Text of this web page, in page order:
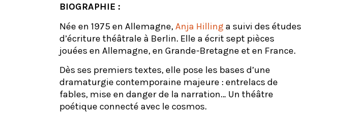
BIOGRAPHIE :
Née en 1975 en Allemagne,Anja Hilling a suivi des études
d’écriture théâtrale à Berlin. Elle a écrit sept pièces
jouées en Allemagne, en Grande-Bretagne et en France.
Dès ses premiers textes, elle pose les bases d’une
dramaturgie contemporaine majeure : entrelacs de
fables, mise en danger de la narration… Un théâtre
poétique connecté avec le cosmos.